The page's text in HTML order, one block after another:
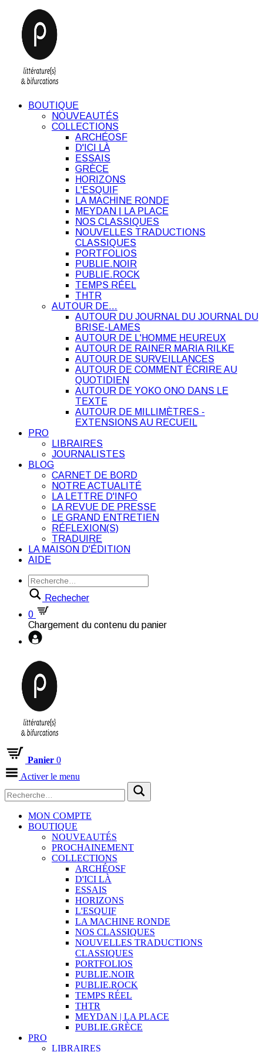
BOUTIQUE
NOUVEAUTÉS
COLLECTIONS
ARCHÉOSF
D'ICI LÀ
ESSAIS
GRÈCE
HORIZONS
L'ESQUIF
LA MACHINE RONDE
MEYDAN | LA PLACE
NOS CLASSIQUES
NOUVELLES TRADUCTIONS
CLASSIQUES
PORTFOLIOS
PUBLIE.NOIR
PUBLIE.ROCK
TEMPS RÉEL
THTR
AUTOUR DE…
AUTOUR DU JOURNAL DU JOURNAL DU
BRISE-LAMES
AUTOUR DE L'HOMME HEUREUX
AUTOUR DE RAINER MARIA RILKE
AUTOUR DE SURVEILLANCES
AUTOUR DE COMMENT ÉCRIRE AU
QUOTIDIEN
AUTOUR DE YOKO ONO DANS LE
TEXTE
AUTOUR DE MILLIMÈTRES -
EXTENSIONS AU RECUEIL
PRO
LIBRAIRES
JOURNALISTES
BLOG
CARNET DE BORD
NOTRE ACTUALITÉ
LA LETTRE D'INFO
LA REVUE DE PRESSE
LE GRAND ENTRETIEN
RÉFLEXION(S)
TRADUIRE
LA MAISON D'ÉDITION
AIDE
Rechecher
0
Chargement du contenu du panier
Panier 0
Activer le menu
MON COMPTE
BOUTIQUE
NOUVEAUTÉS
PROCHAINEMENT
COLLECTIONS
ARCHÉOSF
D'ICI LÀ
ESSAIS
HORIZONS
L'ESQUIF
LA MACHINE RONDE
NOS CLASSIQUES
NOUVELLES TRADUCTIONS
CLASSIQUES
PORTFOLIOS
PUBLIE.NOIR
PUBLIE.ROCK
TEMPS RÉEL
THTR
MEYDAN | LA PLACE
PUBLIE.GRÈCE
PRO
LIBRAIRES